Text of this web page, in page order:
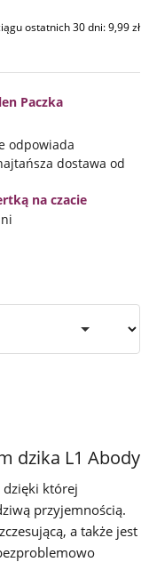
ostatnich 30 dni:9,99zł
Paczka
odpowiada
dostawa od
na czacie
dzika L1 Abody
dzięki której
przyjemnością.
a także jest